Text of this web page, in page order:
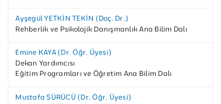
Ayşegül YETKİN TEKİN (Doç. Dr.)
Rehberlik ve Psikolojik Danışmanlık Ana Bilim Dalı
Emine KAYA (Dr. Öğr. Üyesi)
Dekan Yardımcısı
Eğitim Programları ve Öğretim Ana Bilim Dalı
Mustafa SÜRÜCÜ (Dr. Öğr. Üyesi)